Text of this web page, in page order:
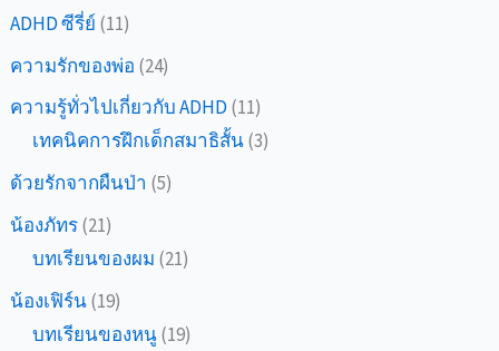
ADHD ซีรี่ย์ (11)
ความรักของพ่อ (24)
ความรู้ทั่วไปเกี่ยวกับ ADHD (11)
เทคนิคการฝึกเด็กสมาธิสั้น(3)
ด้วยรักจากผืนป่า (5)
น้องภัทร(21)
บทเรียนของผม (21)
น้องเฟิร์น(19)
บทเรียนของหนู(19)
ความ
บังเอิญ)